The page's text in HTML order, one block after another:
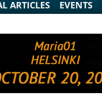
ARTICLES EVENTS